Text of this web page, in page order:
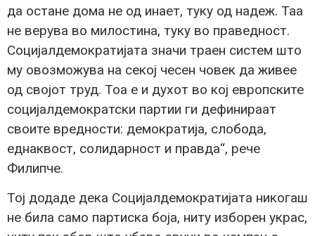
да остане дома не од инает, туку од надеж. Таа
не верува во милостина, туку во праведност.
Социјалдемократијата значи траен систем што
му овозможува на секој чесен човек да живее
од својот труд. Тоа е и духот во кој европските
социјалдемократски партии ги дефинираат
своите вредности: демократија, слобода,
еднаквост, солидарност и правда“, рече
Филипче.
Тој додаде дека Социјалдемократијата никогаш
не била само партиска боја, ниту изборен украс,